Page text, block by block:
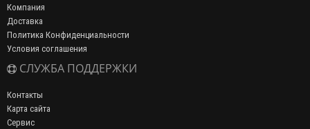
Компания
Доставка
Политика Конфиденциальности
Условия соглашения
СЛУЖБА ПОДДЕРЖКИ
Контакты
Карта сайта
Сервис